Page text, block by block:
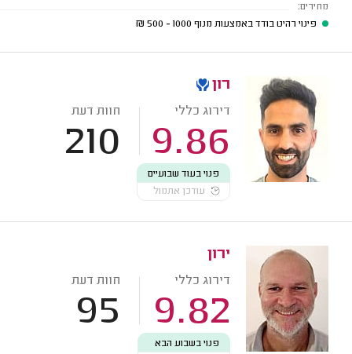
מחירים:
פינוי רהיט בודד באמצעות מנוף 1000 - 500
₪
רון
דירוג כללי
9.86
חוות דעת
210
פנוי בעוד שבועיים
עודכן אתמול
ירון
דירוג כללי
9.82
חוות דעת
95
פנוי בשבוע הבא